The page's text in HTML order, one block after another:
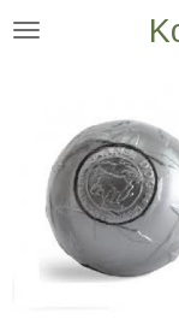
Ga
hoofdinhoud